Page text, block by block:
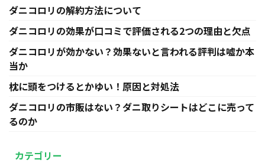
ダニコロリの解約方法について
ダニコロリの効果が口コミで評価される2つの理由と欠点
ダニコロリが効かない？効果ないと言われる評判は嘘か本
当か
枕に頭をつけるとかゆい！原因と対処法
ダニコロリの市販はない？ダニ取りシートはどこに売って
るのか
カテゴリー